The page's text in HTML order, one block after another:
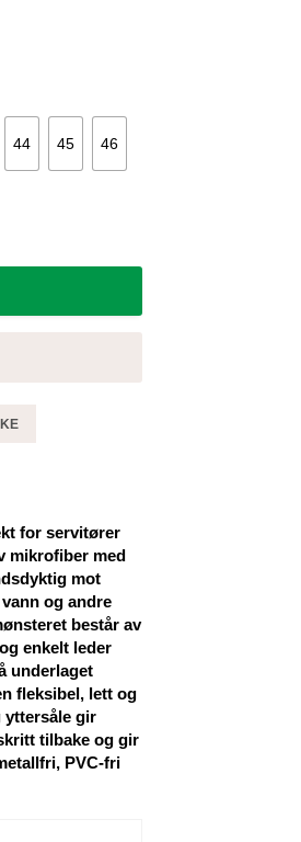
44 45 46
for servitører
mikrofiber med
mot
og andre
består av
enkelt leder
underlaget
fleksibel, lett og
yttersåle gir
tilbake og gir
PVC-fri